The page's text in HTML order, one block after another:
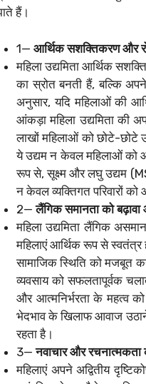
हैं।
1— आर्थिक सशक्तिकरण और
महिला उद्यमिता आर्थिक
का स्रोत बनती हैं, बल्कि
अनुसार, यदि महिलाओं की
आंकड़ा महिला उद्यमिता की
लाखों महिलाओं को छोटे-छोटे
ये उद्यम न केवल महिलाओं को
रूप से, सूक्ष्म और लघु उद्यम
न केवल व्यक्तिगत परिवारों को
2—लैंगिक समानता को
महिला उद्यमिता लैंगिक
महिलाएं आर्थिक रूप से स्वतंत्र
सामाजिक स्थिति को मजबूत
व्यवसाय को सफलतापूर्वक
और आत्मनिर्भरता के महत्व
भेदभाव के खिलाफ आवाज
रहता है।
3—नवाचार और रचनात्मकता
महिलाएं अपने अद्वितीय